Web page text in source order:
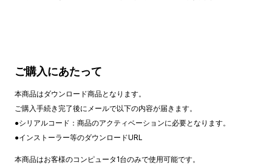
ご購入にあたって
本商品はダウンロード商品となります。
ご購入手続き完了後にメールで以下の内容が届きます。
●シリアルコード：商品のアクティベーションに必要となります。
●インストーラー等のダウンロードURL
本商品はお客様のコンピュータ1台のみで使用可能です。